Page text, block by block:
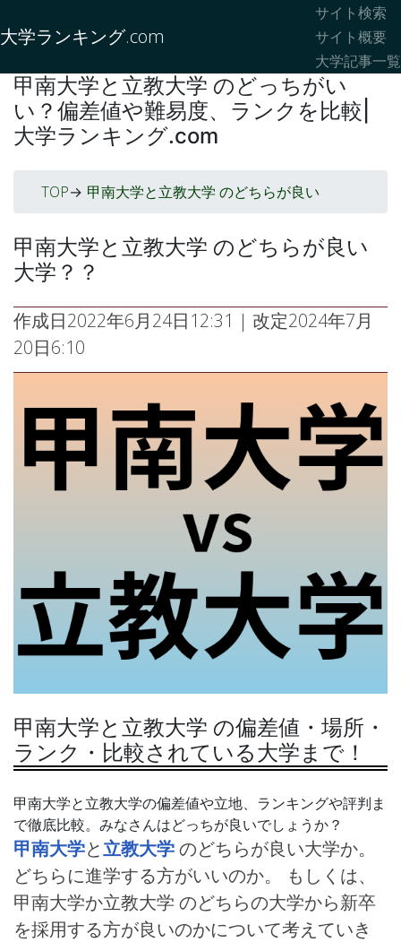
大学ランキング.com
サイト検索
サイト概要
大学記事一覧
甲南大学と立教大学 のどっちがい
い？偏差値や難易度、ランクを比較|
大学ランキング.com
TOP-> 甲南大学と立教大学 のどちらが良い
甲南大学と立教大学 のどちらが良い
大学？？
作成日2022年6月24日12:31 | 改定2024年7月
20日6:10
甲南大学と立教大学 の偏差値・場所・
ランク・比較されている大学まで！
甲南大学と立教大学の偏差値や立地、ランキングや評判ま
で徹底比較。みなさんはどっちが良いでしょうか？
甲南大学と立教大学のどちらが良い大学か。
どちらに進学する方がいいのか。 もしくは、
甲南大学か立教大学 のどちらの大学から新卒
を採用する方が良いのかについて考えていき